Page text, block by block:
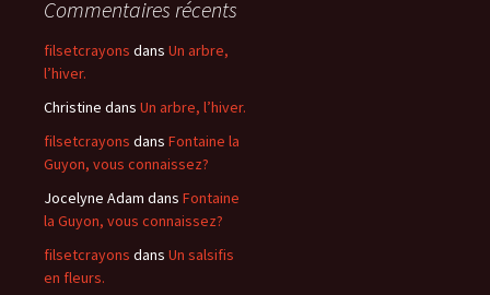
Commentaires récents
filsetcrayons dans Un arbre,
l’hiver.
Christine dans Un arbre, l’hiver.
filsetcrayons dans Fontaine la
Guyon, vous connaissez?
Jocelyne Adam dans Fontaine
la Guyon, vous connaissez?
filsetcrayons dans Un salsifis
en fleurs.